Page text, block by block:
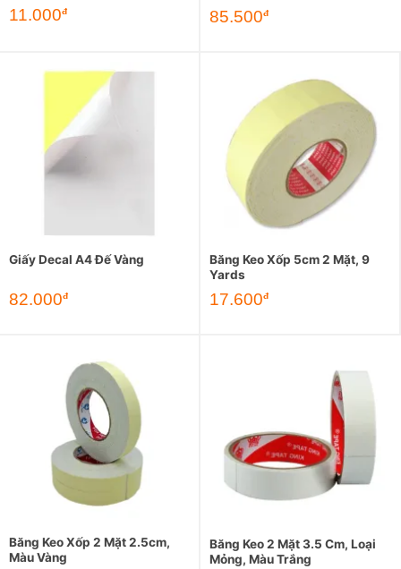
11.000đ 85.500đ
Giấy Decal A4 Đế Vàng
82.000đ
Băng Keo Xốp 5cm 2 Mặt, 9
Yards
17.600đ
Băng Keo Xốp 2 Mặt 2.5cm,
Màu Vàng
Băng Keo 2 Mặt 3.5 Cm, Loại
Mỏng, Màu Trắng